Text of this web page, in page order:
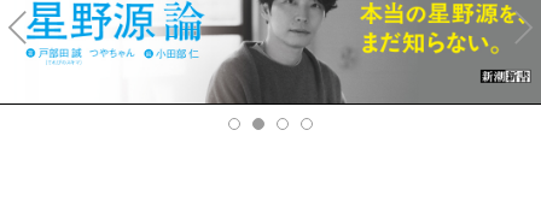
v
Ne
xt